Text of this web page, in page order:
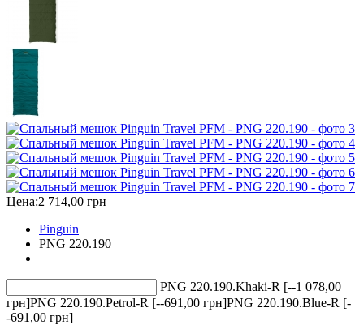
Цена:2 714,00 грн
Pinguin
PNG 220.190
PNG 220.190.Khaki-R [--1 078,00
грн]PNG 220.190.Petrol-R [--691,00 грн]PNG 220.190.Blue-R [-
-691,00 грн]